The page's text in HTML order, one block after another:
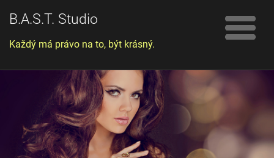
B.A.S.T. Studio
Každý má právo na to, být krásný.